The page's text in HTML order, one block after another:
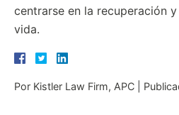
centrarse en la recuperación
vida.
Por Kistler Law Firm, APC